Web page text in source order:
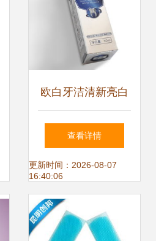
欧白牙洁清新亮白
慕斯 口腔护理新体
验
查看详情
更新时间：2026-08-07
16:40:06